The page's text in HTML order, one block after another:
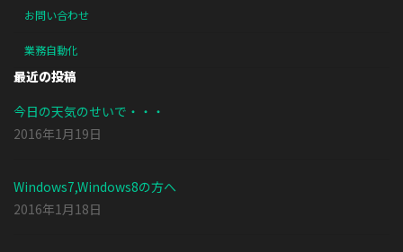
お問い合わせ
業務自動化
最近の投稿
今日の天気のせいで・・・
2016年1月19日
Windows7,Windows8の方へ
2016年1月18日